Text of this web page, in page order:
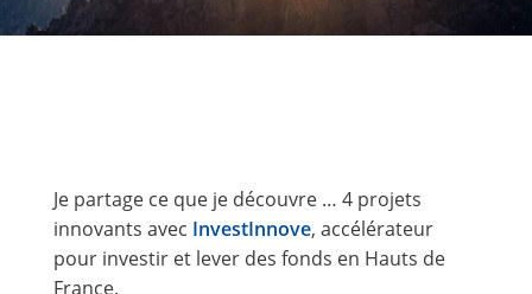
Je partage ce que je découvre … 4 projets
innovants avec InvestInnove, accélérateur
pour investir et lever des fonds en Hauts de
France.